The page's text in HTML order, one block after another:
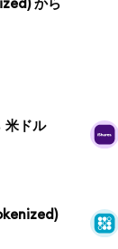
から
米ドル